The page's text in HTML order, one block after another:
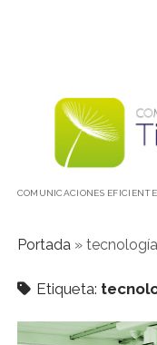
TICH
COMUNICACIONES
Portada» tecnología
Etiqueta: